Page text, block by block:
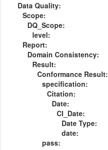
Data Quality:
Scope:
DQ_Scope:
level:
Report:
Domain Consistency:
Result:
Conformance Result:
specification:
Citation:
Date:
CI_Date:
Date Type:
date:
pass: